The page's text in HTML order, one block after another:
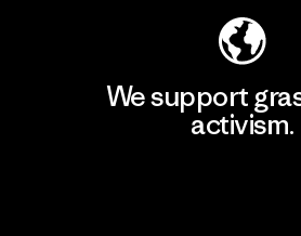
We support
activism.